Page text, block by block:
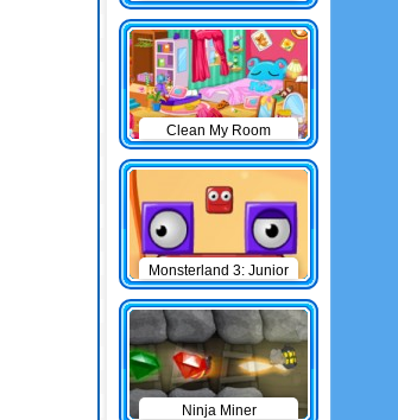
Clean My Room
Monsterland 3: Junior
Returns
Ninja Miner